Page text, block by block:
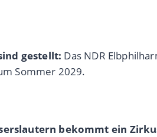
gestellt: Das NDR
Sommer 2029.
bekommt ein